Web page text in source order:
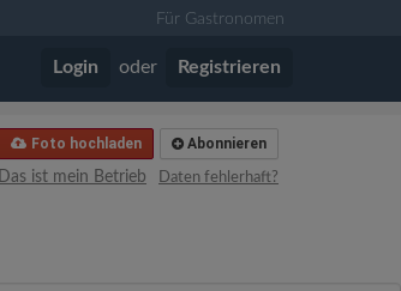
Für Gastronomen
Login oder Registrieren
Abonnieren
Foto hochladen
Daten fehlerhaft?
Das ist mein Betrieb